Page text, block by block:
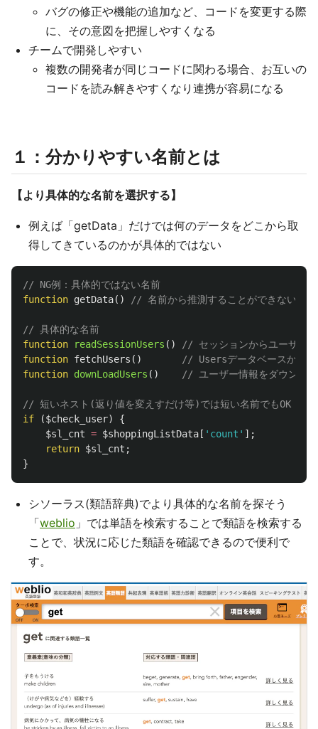
バグの修正や機能の追加など、コードを変更する際
に、その意図を把握しやすくなる
チームで開発しやすい
複数の開発者が同じコードに関わる場合、お互いの
コードを読み解きやすくなり連携が容易になる
１：分かりやすい名前とは
【より具体的な名前を選択する】
例えば「getData」だけでは何のデータをどこから取
得してきているのかが具体的ではない
// NG例：具体的ではない名前
function getData() // 名前から推測することができない
// 具体的な名前
function
readSessionUsers ()
// セッションからユーザー
function fetchUsers ()
// Usersデータベースから
function downLoadUsers () // ユーザー情報をダウンロ
// 短いネスト(返り値を変えすだけ等)では短い名前でもOK
if
($check_user)
{
$sl_cnt = $shoppingListData [ 'count' ];
return $sl_cnt ;
}
シソーラス(類語辞典)でより具体的な名前を探そう
「weblio 」では単語を検索することで類語を検索する
ことで、状況に応じた類語を確認できるので便利で
す。